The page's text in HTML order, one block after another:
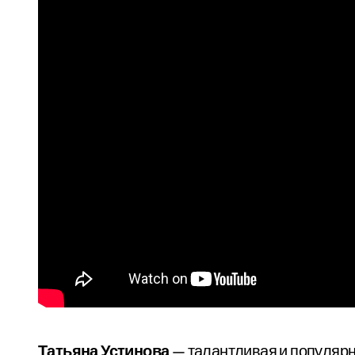
Татьяна Устинова— талантливая и